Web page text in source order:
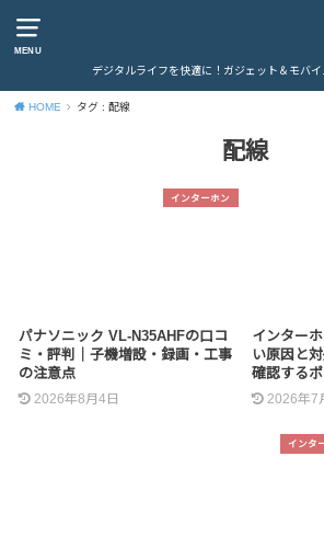
MENU
デジタルライフを快適に！ガジェット＆モバイ
HOME タグ : 配線
配線
インターホン
パナソニック VL-N35AHFの口コ
ミ・評判｜子機増設・録画・工事
の注意点
2026年8月4日
インター
い原因と
確認する
2026年7
インタ